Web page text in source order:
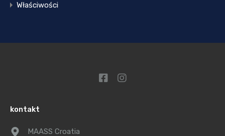
Właściwości
kontakt
MAASS Croatia